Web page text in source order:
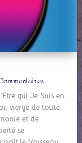
qui Je Suis en
vierge de toute
et de
se